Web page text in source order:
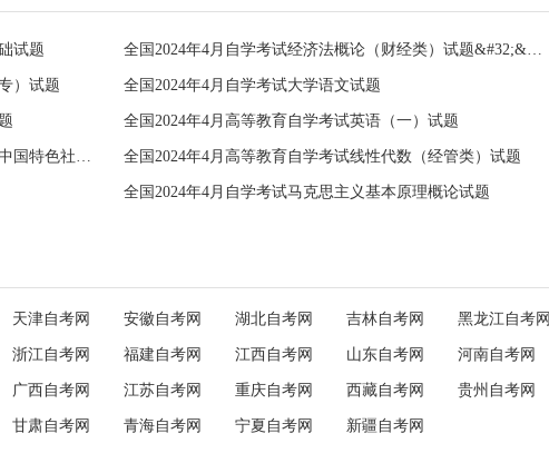
试题 全国2024年4月自学考试经济法概论（财经类）试题&#32;&#32;
）试题 全国2024年4月自学考试大学语文试题
全国2024年4月高等教育自学考试英语（一）试题
全国2024年4月高等教育自学考试毛泽东思想和中国特色社会主义理论体系概论试题 全国2024年4月高等教育自学考试线性代数（经管类）试题
全国2024年4月自学考试马克思主义基本原理概论试题
天津自考网 安徽自考网 湖北自考网 吉林自考网 黑龙江自考网
浙江自考网 福建自考网 江西自考网 山东自考网 河南自考网
广西自考网 江苏自考网 重庆自考网 西藏自考网 贵州自考网
甘肃自考网 青海自考网 宁夏自考网 新疆自考网